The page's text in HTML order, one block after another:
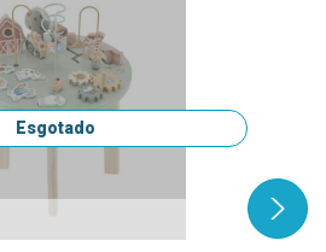
Esgotado